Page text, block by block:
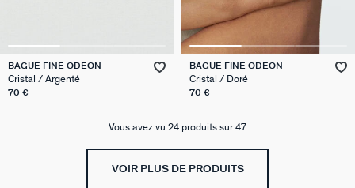
BAGUE FINE ODÉON
Cristal / Argenté
70 €
BAGUE FINE ODÉON
Cristal / Doré
70 €
Vous avez vu 24 produits sur 47
VOIR PLUS DE PRODUITS